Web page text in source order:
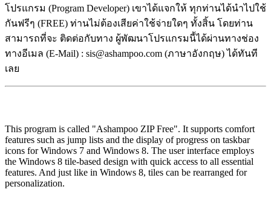
โปรแกรม (Program Developer) เขาได้แจกให้ ทุกท่านได้นำไปใช้
กันฟรีๆ (FREE) ท่านไม่ต้องเสียค่าใช้จ่ายใดๆ ทั้งสิ้น โดยท่าน
สามารถที่จะ ติดต่อกับทาง ผู้พัฒนาโปรแกรมนี้ได้ผ่านทางช่อง
ทางอีเมล (E-Mail) : sis@ashampoo.com (ภาษาอังกฤษ) ได้ทันที
เลย
This program is called "Ashampoo ZIP Free". It supports comfort
features such as jump lists and the display of progress on taskbar
icons for Windows 7 and Windows 8. The user interface employs
the Windows 8 tile-based design with quick access to all essential
features. And just like in Windows 8, tiles can be rearranged for
personalization.